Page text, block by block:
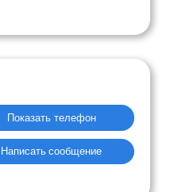
Показать телефон
Написать сообщение